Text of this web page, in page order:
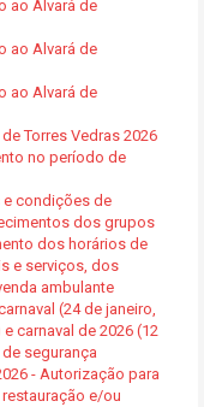
ao Alvará de
ao Alvará de
ao Alvará de
Torres Vedras 2026
no período de
e condições de
dos grupos
dos horários de
e serviços, dos
ambulante
(24 de janeiro,
carnaval de 2026 (12
segurança
- Autorização para
e/ou